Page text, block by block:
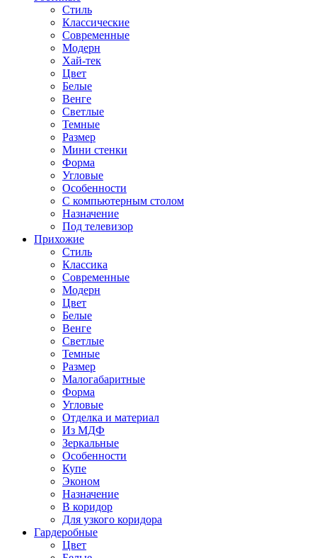
Стиль
Классические
Современные
Модерн
Хай-тек
Цвет
Белые
Венге
Светлые
Темные
Размер
Мини стенки
Форма
Угловые
Особенности
С компьютерным столом
Назначение
Под телевизор
Прихожие
Стиль
Классика
Современные
Модерн
Цвет
Белые
Венге
Светлые
Темные
Размер
Малогабаритные
Форма
Угловые
Отделка и материал
Из МДФ
Зеркальные
Особенности
Купе
Эконом
Назначение
В коридор
Для узкого коридора
Гардеробные
Цвет